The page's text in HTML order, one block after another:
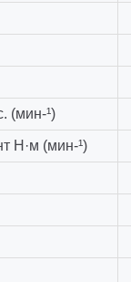
(мин-¹)
Н·м (мин-¹)